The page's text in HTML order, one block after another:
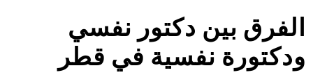
الفرق بين دكتور نفسي
ودكتورة نفسية في قطر